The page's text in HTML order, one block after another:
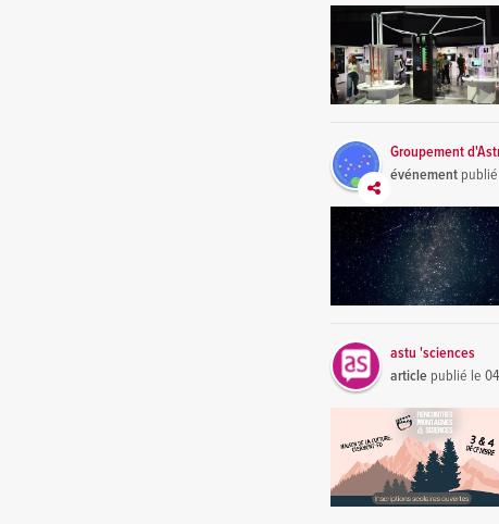
Groupement
événement
astu 'sciences
article publié le